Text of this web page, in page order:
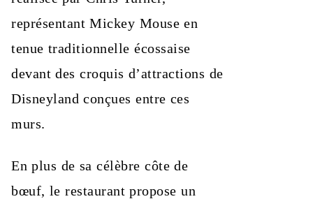
représentant Mickey Mouse en
tenue traditionnelle écossaise
devant des croquis d’attractions de
Disneyland conçues entre ces
murs.
En plus de sa célèbre côte de
bœuf, le restaurant propose un